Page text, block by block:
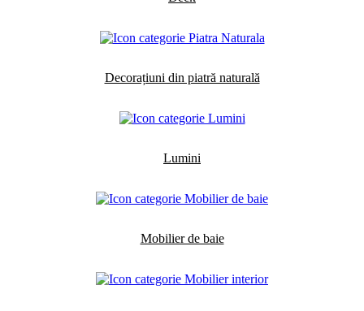
Decorațiuni din piatră naturală
Lumini
Mobilier de baie